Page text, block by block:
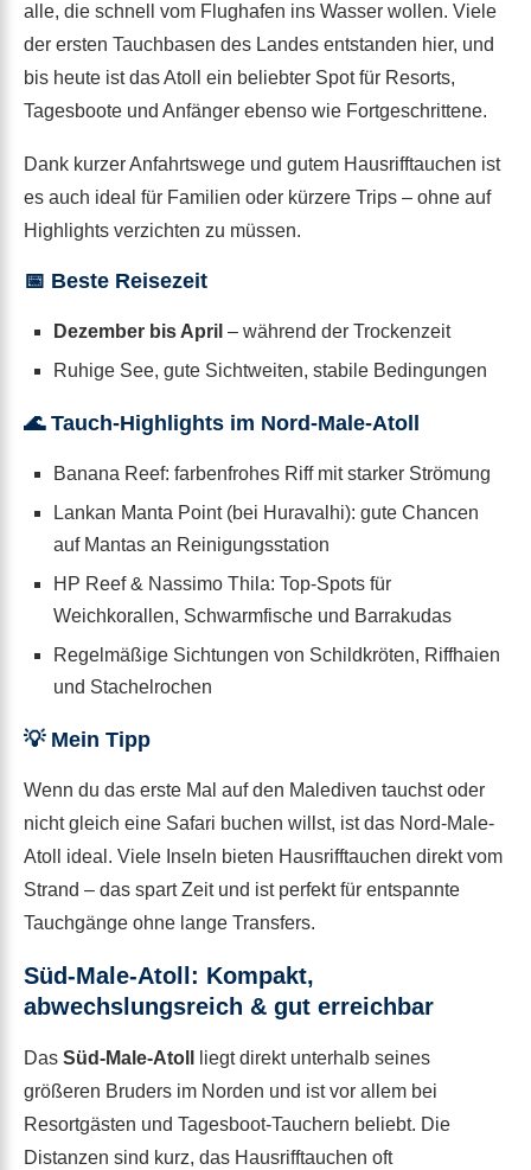
alle, die schnell vom Flughafen ins Wasser wollen. Viele
der ersten Tauchbasen des Landes entstanden hier, und
bis heute ist das Atoll ein beliebter Spot für Resorts,
Tagesboote und Anfänger ebenso wie Fortgeschrittene.
Dank kurzer Anfahrtswege und gutem Hausrifftauchen ist
es auch ideal für Familien oder kürzere Trips – ohne auf
Highlights verzichten zu müssen.
📅 Beste Reisezeit
Dezember bis April – während der Trockenzeit
Ruhige See, gute Sichtweiten, stabile Bedingungen
🌊 Tauch-Highlights im Nord-Male-Atoll
Banana Reef: farbenfrohes Riff mit starker Strömung
Lankan Manta Point (bei Huravalhi): gute Chancen
auf Mantas an Reinigungsstation
HP Reef & Nassimo Thila: Top-Spots für
Weichkorallen, Schwarmfische und Barrakudas
Regelmäßige Sichtungen von Schildkröten, Riffhaien
und Stachelrochen
💡 Mein Tipp
Wenn du das erste Mal auf den Malediven tauchst oder
nicht gleich eine Safari buchen willst, ist das Nord-Male-
Atoll ideal. Viele Inseln bieten Hausrifftauchen direkt vom
Strand – das spart Zeit und ist perfekt für entspannte
Tauchgänge ohne lange Transfers.
Süd-Male-Atoll: Kompakt,
abwechslungsreich & gut erreichbar
Das Süd-Male-Atoll
liegt direkt unterhalb seines
größeren Bruders im Norden und ist vor allem bei
Resortgästen und Tagesboot-Tauchern beliebt. Die
Distanzen sind kurz, das Hausrifftauchen oft